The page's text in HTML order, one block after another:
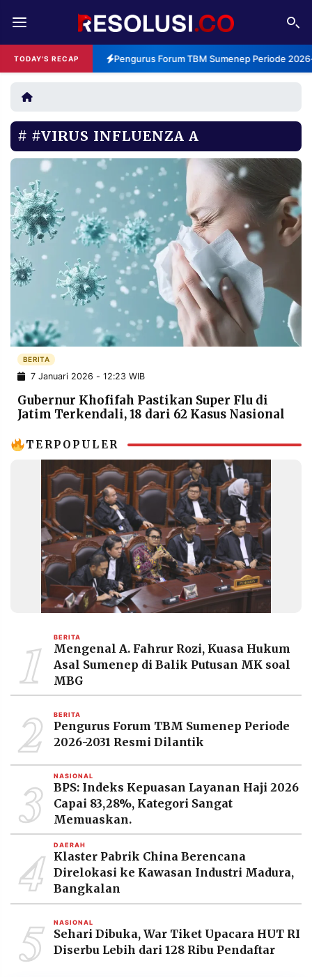
TODAY'S RECAP Pengurus Forum TBM Sumenep Periode
REDAKSI TENTANG
RESOLUSI IKLAN
RUBRIKASI
EDITORIAL AKSARA
FINANSIA PERSONA
DAERAH NASIONAL
MANCA SPORT
INFORMASI
POLICY
BERITA
WARGA
INFORMASI
IKLAN
KIRIM
OF
SERVICE
KAMI
PRAMUDITA
©
2026
PT.
RESOLUSI
PRAMUDITA
#VIRUS INFLUENZA A
BERITA
7 Januari 2026 - 12:23 WIB
Gubernur Khofifah Pastikan Super Flu di
Jatim Terkendali, 18 dari 62 Kasus Nasional
TERPOPULER
1 BERITA
Mengenal A. Fahrur Rozi, Kuasa Hukum
Asal Sumenep di Balik Putusan MK soal
MBG
2 BERITA
Pengurus Forum TBM Sumenep Periode
2026-2031 Resmi Dilantik
3 NASIONAL
BPS: Indeks Kepuasan Layanan Haji 2026
Capai 83,28%, Kategori Sangat
Memuaskan.
4 DAERAH
Klaster Pabrik China Berencana
Direlokasi ke Kawasan Industri Madura,
Bangkalan
5 NASIONAL
Sehari Dibuka, War Tiket Upacara HUT RI
Diserbu Lebih dari 128 Ribu Pendaftar